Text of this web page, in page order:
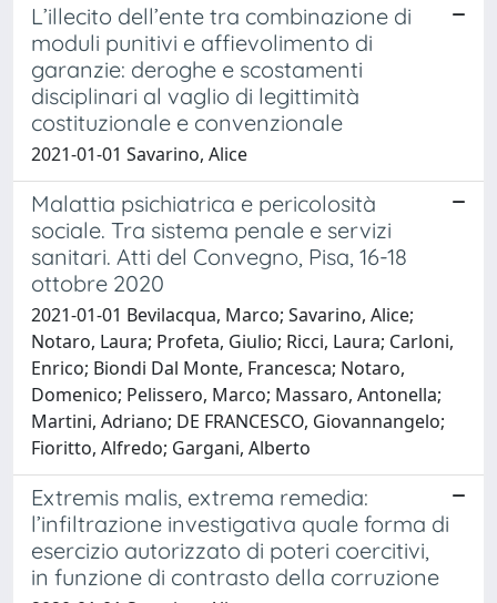
L’illecito dell’ente tra combinazione di
moduli punitivi e affievolimento di
garanzie: deroghe e scostamenti
disciplinari al vaglio di legittimità
costituzionale e convenzionale
2021-01-01 Savarino, Alice
Malattia psichiatrica e pericolosità
sociale. Tra sistema penale e servizi
sanitari. Atti del Convegno, Pisa, 16-18
ottobre 2020
2021-01-01 Bevilacqua, Marco; Savarino, Alice;
Notaro, Laura; Profeta, Giulio; Ricci, Laura; Carloni,
Enrico; Biondi Dal Monte, Francesca; Notaro,
Domenico; Pelissero, Marco; Massaro, Antonella;
Martini, Adriano; DE FRANCESCO, Giovannangelo;
Fioritto, Alfredo; Gargani, Alberto
Extremis malis, extrema remedia:
l’infiltrazione investigativa quale forma di
esercizio autorizzato di poteri coercitivi,
in funzione di contrasto della corruzione